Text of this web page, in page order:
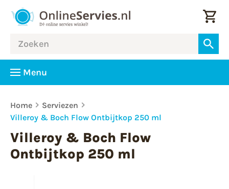
Menu
Home
Serviezen
Villeroy & Boch Flow Ontbijtkop 250 ml
Villeroy & Boch Flow
Ontbijtkop 250 ml